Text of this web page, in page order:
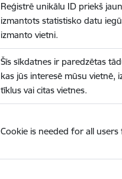
Reģistrē unikālu ID priekš
izmantots statistisko datu
izmanto vietni.
Šīs sīkdatnes ir paredzētas
kas jūs interesē mūsu vietnē,
tīklus vai citas vietnes.
Cookie is needed for all